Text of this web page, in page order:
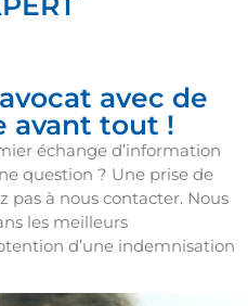
avec de
avant tout !
échange d’information
question ? Une prise de
pas à nous contacter. Nous
les meilleurs
d’une indemnisation